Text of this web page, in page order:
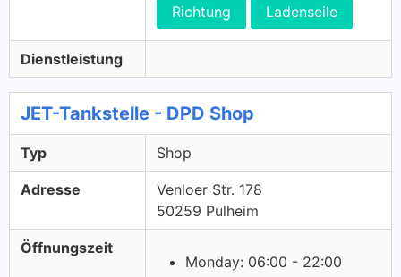
Richtung Ladenseile
Dienstleistung
JET-Tankstelle - DPD Shop
Typ Shop
Adresse
Venloer Str. 178
50259 Pulheim
Öffnungszeit
Monday: 06:00 - 22:00